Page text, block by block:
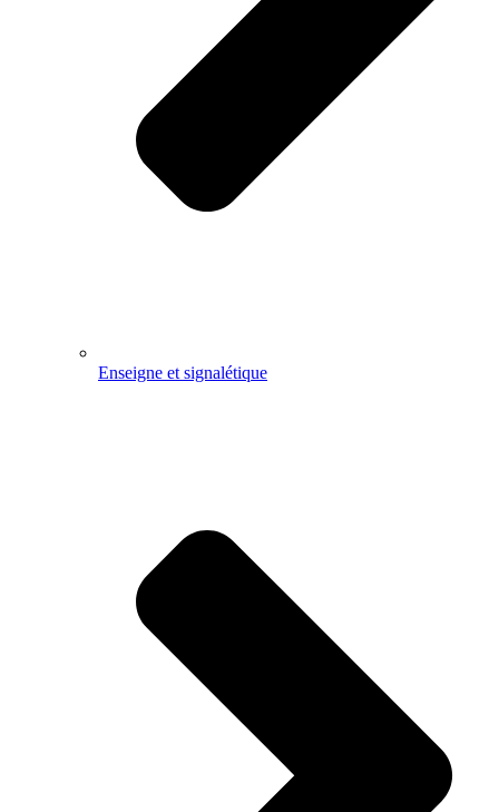
Enseigne et signalétique